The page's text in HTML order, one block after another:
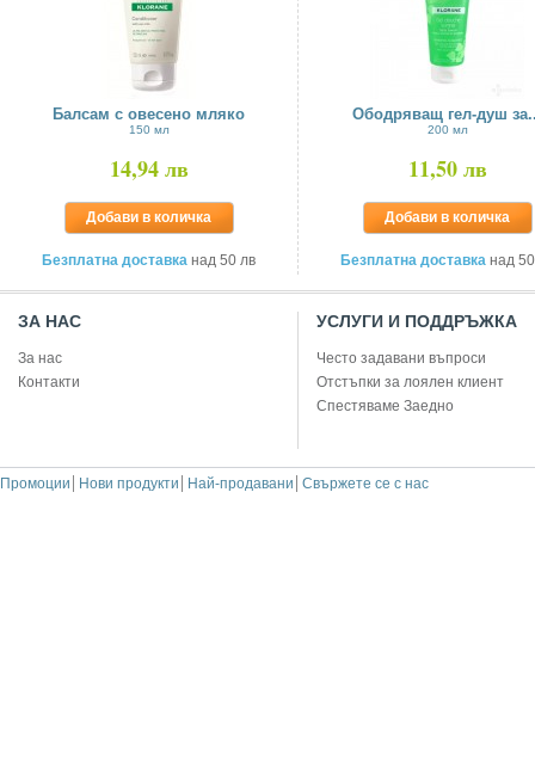
Балсам с овесено мляко
150 мл
14,94 лв
Добави в количка
Безплатна доставка над 50 лв
Ободряващ гел-душ
200 мл
11,50 лв
Добави в количка
Безплатна доставка над
ЗА НАС
За нас
Контакти
УСЛУГИ И ПОДДРЪЖКА
Често задавани въпроси
Отстъпки за лоялен клиент
Спестяваме Заедно
Промоции Нови продукти Най-продавани Свържете се с нас